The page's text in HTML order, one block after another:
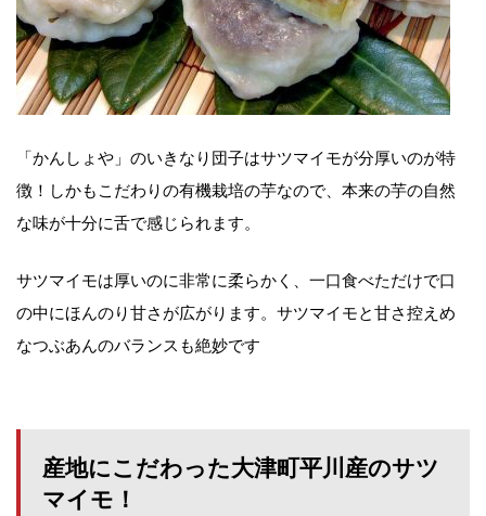
「かんしょや」のいきなり団子はサツマイモが分厚いのが特
徴！しかもこだわりの有機栽培の芋なので、本来の芋の自然
な味が十分に舌で感じられます。
サツマイモは厚いのに非常に柔らかく、一口食べただけで口
の中にほんのり甘さが広がります。サツマイモと甘さ控えめ
なつぶあんのバランスも絶妙です
産地にこだわった大津町平川産のサツ
マイモ！